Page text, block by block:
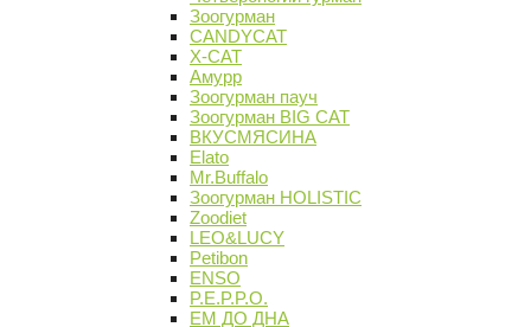
Зоогурман
CANDYCAT
X-CAT
Амурр
Зоогурман пауч
Зоогурман BIG CAT
ВКУСМЯСИНА
Elato
Mr.Buffalo
Зоогурман HOLISTIC
Zoodiet
LEO&LUCY
Petibon
ENSO
P.E.P.P.O.
ЕМ ДО ДНА